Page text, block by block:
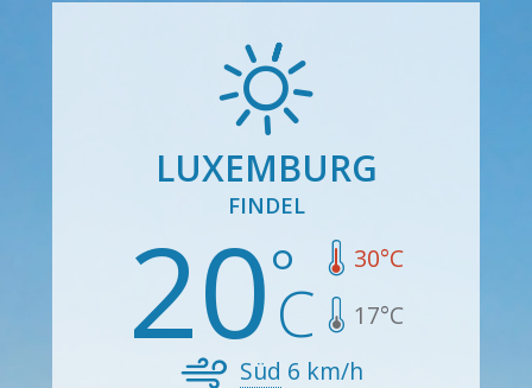
LUXEMBURG
FINDEL
20 30°C
17°C
Süd 6 km/h